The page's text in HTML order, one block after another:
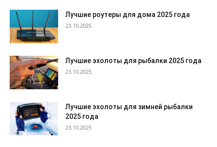
Лучшие роутеры для дома 2025 года
23.10.2025
Лучшие эхолоты для рыбалки 2025 года
23.10.2025
Лучшие эхолоты для зимней рыбалки
2025 года
23.10.2025